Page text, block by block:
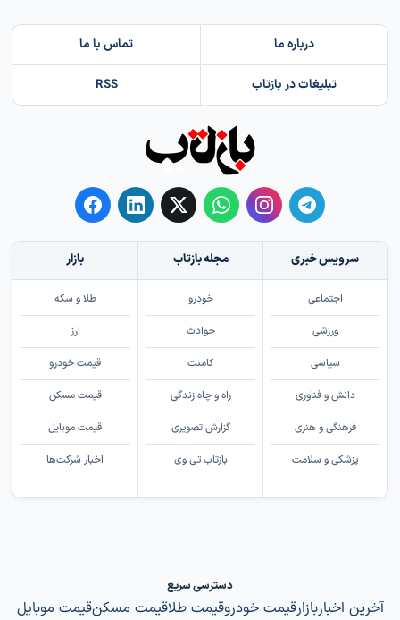
درباره ما تماس با ما
تبلیغات در بازتاب RSS
سرویس خبری
اجتماعی
ورزشی
سیاسی
دانش و فناوری
فرهنگی و هنری
پزشکی و سلامت
مجله بازتاب
خودرو
حوادث
کامنت
راه و چاه زندگی
گزارش تصویری
بازتاب تی وی
بازار
طلا و سکه
ارز
قیمت خودرو
قیمت مسکن
قیمت موبایل
اخبار شرکت‌ها
دسترسی سریع
آخرین اخباربازارقیمت خودروقیمت طلاقیمت مسکنقیمت موبایل